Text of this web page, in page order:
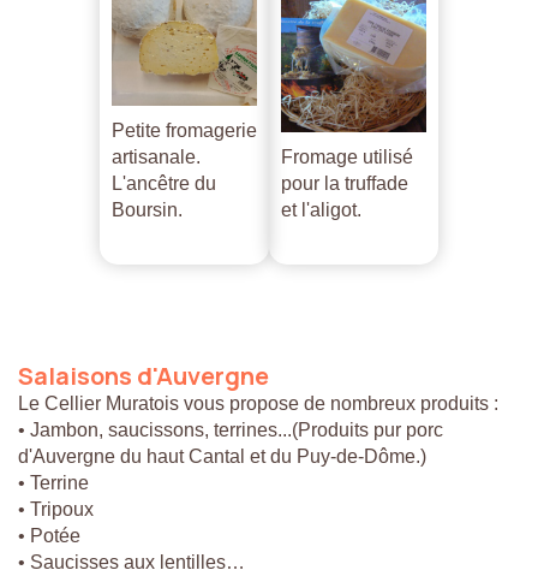
Petite fromagerie
artisanale.
L'ancêtre du
Boursin.
Fromage utilisé
pour la truffade
et l'aligot.
Salaisons d'Auvergne
Le Cellier Muratois vous propose de nombreux produits :
• Jambon, saucissons, terrines...(Produits pur porc
d'Auvergne du haut Cantal et du Puy-de-Dôme.)
• Terrine
• Tripoux
• Potée
• Saucisses aux lentilles…